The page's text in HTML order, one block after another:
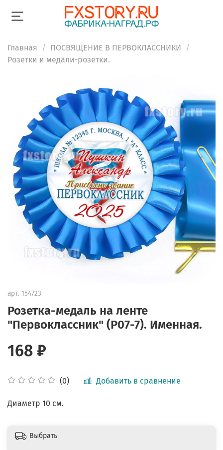
Главная
ПОСВЯЩЕНИЕ В ПЕРВОКЛАССНИКИ
Розетки и медали-розетки.
арт. 154723
Розетка-медаль на ленте
"Первоклассник" (P07-7). Именная.
(0) Добавить в сравнение
168 ₽
Диаметр 10 см.
Выбрать